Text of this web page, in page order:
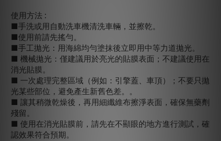
使用方法 :
■手洗或用自動洗車機清洗車輛，並擦乾。
■使用前請先搖勻。
■手工拋光：用海綿均勻塗抹後立即用中等力道拋光。
■ 機械拋光：僅建議用於亮光的貼膜表面；不建議使用在
消光貼膜。
■ 一次處理完整區域（例如：引擎蓋、車頂）；不要只拋
光某些部位，避免產生新舊色差。。
■ 讓其稍微乾燥後，再用細纖維布擦淨表面，確保無藥劑
殘留。
■ 使用在消光貼膜前，請先在不顯眼的地方進行測試，確
認效果符合預期。